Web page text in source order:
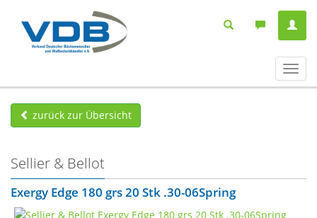
ein-/
zurück zur Übersicht
Sellier & Bellot
Exergy Edge 180 grs 20 Stk .30-06Spring